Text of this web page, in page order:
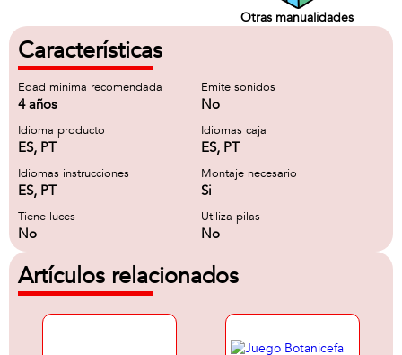
Otras manualidades
Características
Edad minima recomendada
4 años
Emite sonidos
No
Idioma producto
ES, PT
Idiomas caja
ES, PT
Idiomas instrucciones
ES, PT
Montaje necesario
Si
Tiene luces
No
Utiliza pilas
No
Artículos relacionados